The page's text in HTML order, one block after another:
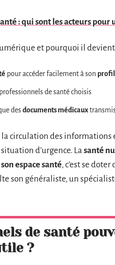
: qui sont les acteurs
et pourquoi il
pour accéder facilement à son
de santé choisis
desdocuments médicaux
la circulation des informations
d’urgence. La santé
espace santé, c’est se
son généraliste, un
de santé
?